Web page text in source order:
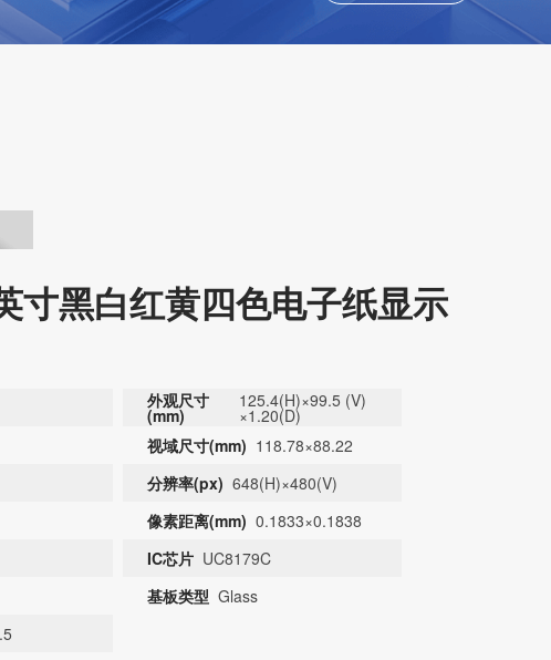
色适用的温度范围区间，支持高分辨率显示，相较
效果。
寸黑白红黄四色电子纸显示
外观尺寸
(mm)
125.4(H)×99.5 (V)
×1.20(D)
视域尺寸(mm) 118.78×88.22
分辨率(px) 648(H)×480(V)
像素距离(mm) 0.1833×0.1838
IC芯片 UC8179C
基板类型 Glass